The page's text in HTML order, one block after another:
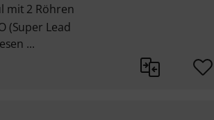
mit 2 Röhren
(Super Lead
...